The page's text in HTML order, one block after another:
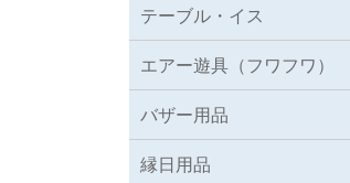
テーブル・イス
エアー遊具（フワフワ）
バザー用品
縁日用品